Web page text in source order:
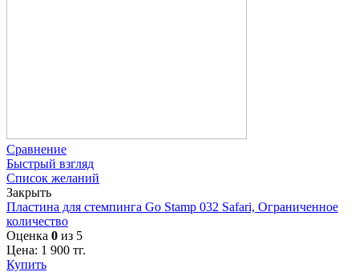
Сравнение
Быстрый взгляд
Список желаний
Закрыть
Пластина для стемпинга Go Stamp 032 Safari, Ограниченное
количество
Оценка 0 из 5
Цена: 1 900 тг.
Купить